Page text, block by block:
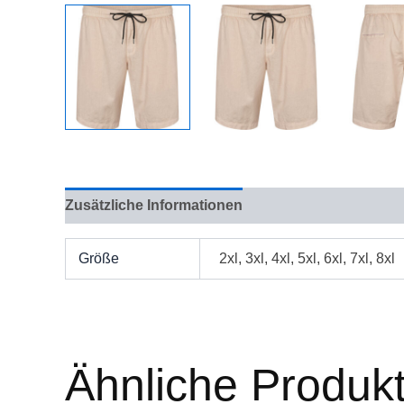
Zusätzliche Informationen
Größe 2xl, 3xl, 4xl, 5xl, 6xl, 7xl, 8xl
Ähnliche